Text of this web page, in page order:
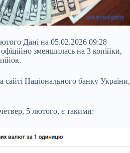
Дані на 05.02.2026 09:28
зменшилась на 3 копійки,
сайті Національного банку України,
5 лютого, є такими: